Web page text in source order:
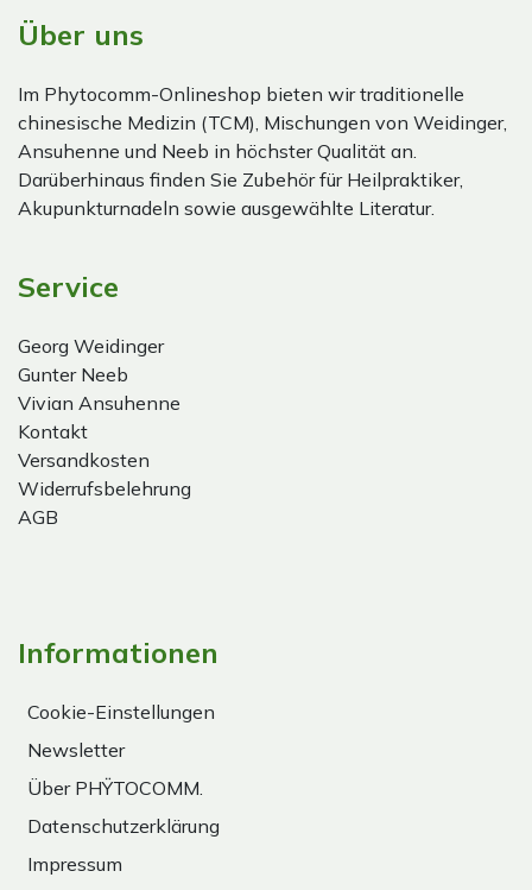
Über uns
Im Phytocomm-Onlineshop bieten wir traditionelle
chinesische Medizin (TCM), Mischungen von Weidinger,
Ansuhenne und Neeb in höchster Qualität an.
Darüberhinaus finden Sie Zubehör für Heilpraktiker,
Akupunkturnadeln sowie ausgewählte Literatur.
Service
Georg Weidinger
Gunter Neeb
Vivian Ansuhenne
Kontakt
Versandkosten
Widerrufsbelehrung
AGB
Informationen
Cookie-Einstellungen
Newsletter
Über PHŸTOCOMM.
Datenschutzerklärung
Impressum